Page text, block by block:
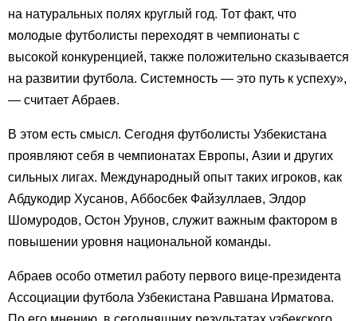
на натуральных полях круглый год. Тот факт, что
молодые футболисты переходят в чемпионаты с
высокой конкуренцией, также положительно сказывается
на развитии футбола. Системность — это путь к успеху»,
— считает Абраев.
В этом есть смысл. Сегодня футболисты Узбекистана
проявляют себя в чемпионатах Европы, Азии и других
сильных лигах. Международный опыт таких игроков, как
Абдукодир Хусанов, Аббосбек Файзуллаев, Элдор
Шомуродов, Остон Урунов, служит важным фактором в
повышении уровня национальной команды.
Абраев особо отметил работу первого вице-президента
Ассоциации футбола Узбекистана Равшана Ирматова.